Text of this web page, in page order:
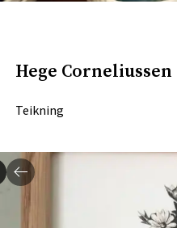
Hege Corneliussen
Teikning